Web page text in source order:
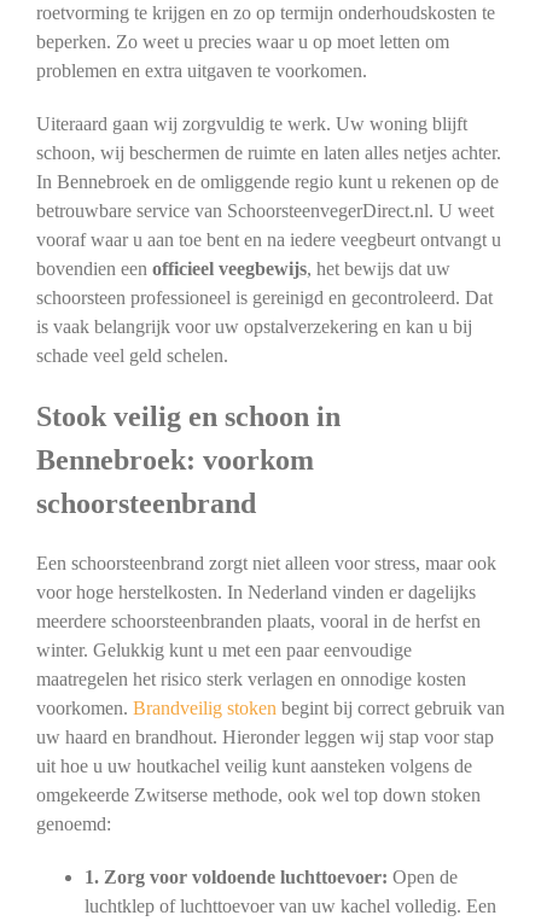
roetvorming te krijgen en zo op termijn onderhoudskosten te
beperken. Zo weet u precies waar u op moet letten om
problemen en extra uitgaven te voorkomen.
Uiteraard gaan wij zorgvuldig te werk. Uw woning blijft
schoon, wij beschermen de ruimte en laten alles netjes achter.
In Bennebroek en de omliggende regio kunt u rekenen op de
betrouwbare service van SchoorsteenvegerDirect.nl. U weet
vooraf waar u aan toe bent en na iedere veegbeurt ontvangt u
bovendien een officieel veegbewijs, het bewijs dat uw
schoorsteen professioneel is gereinigd en gecontroleerd. Dat
is vaak belangrijk voor uw opstalverzekering en kan u bij
schade veel geld schelen.
Stook veilig en schoon in
Bennebroek: voorkom
schoorsteenbrand
Een schoorsteenbrand zorgt niet alleen voor stress, maar ook
voor hoge herstelkosten. In Nederland vinden er dagelijks
meerdere schoorsteenbranden plaats, vooral in de herfst en
winter. Gelukkig kunt u met een paar eenvoudige
maatregelen het risico sterk verlagen en onnodige kosten
voorkomen. Brandveilig stoken begint bij correct gebruik van
uw haard en brandhout. Hieronder leggen wij stap voor stap
uit hoe u uw houtkachel veilig kunt aansteken volgens de
omgekeerde Zwitserse methode, ook wel top down stoken
genoemd:
1. Zorg voor voldoende luchttoevoer: Open de
luchtklep of luchttoevoer van uw kachel volledig. Een